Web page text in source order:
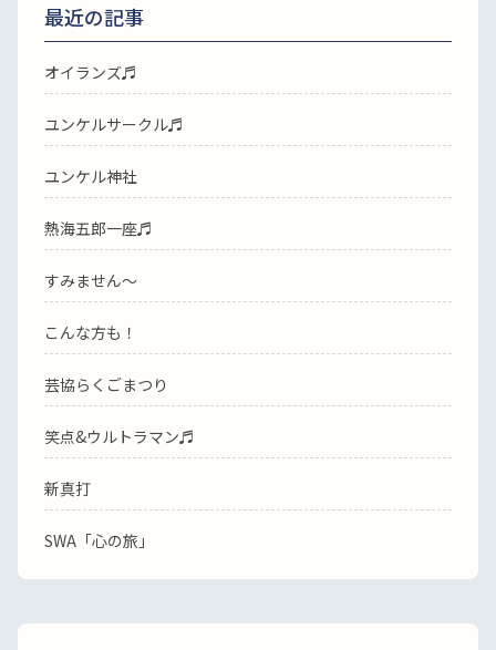
最近の記事
オイランズ♬
ユンケルサークル♬
ユンケル神社
熱海五郎一座♬
すみません〜
こんな方も！
芸協らくごまつり
笑点&ウルトラマン♬
新真打
SWA「心の旅」